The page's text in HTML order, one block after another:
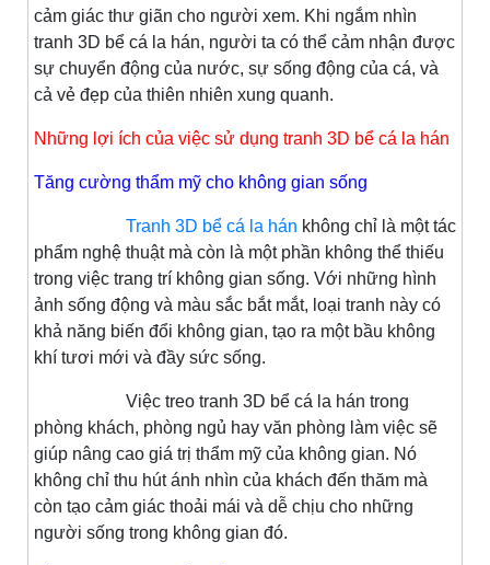
cảm giác thư giãn cho người xem. Khi ngắm nhìn
tranh 3D bể cá la hán, người ta có thể cảm nhận được
sự chuyển động của nước, sự sống động của cá, và
cả vẻ đẹp của thiên nhiên xung quanh.
Những lợi ích của việc sử dụng tranh 3D bể cá la hán
Tăng cường thẩm mỹ cho không gian sống
Tranh 3D bể cá la hán không chỉ là một tác
phẩm nghệ thuật mà còn là một phần không thể thiếu
trong việc trang trí không gian sống. Với những hình
ảnh sống động và màu sắc bắt mắt, loại tranh này có
khả năng biến đổi không gian, tạo ra một bầu không
khí tươi mới và đầy sức sống.
Việc treo tranh 3D bể cá la hán trong
phòng khách, phòng ngủ hay văn phòng làm việc sẽ
giúp nâng cao giá trị thẩm mỹ của không gian. Nó
không chỉ thu hút ánh nhìn của khách đến thăm mà
còn tạo cảm giác thoải mái và dễ chịu cho những
người sống trong không gian đó.